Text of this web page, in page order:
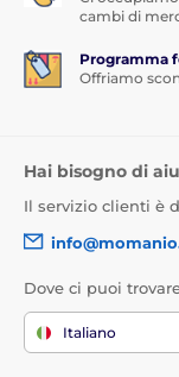
cambi di
Programma
Offriamo
Hai bisogno di
Il servizio clienti è
Dove ci puoi
Italiano